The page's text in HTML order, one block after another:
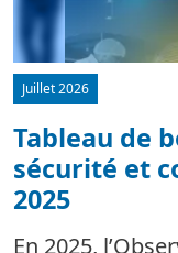
Juillet 2026
Tableau de
sécurité et
2025
En 2025,